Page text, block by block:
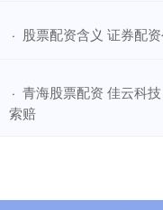
· 股票配资含义 证券配
· 青海股票配资 佳云科
索赔